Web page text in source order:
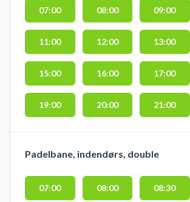
07:00 08:00 09:00
11:00 12:00 13:00
15:00 16:00 17:00
19:00 20:00 21:00
Padelbane, indendørs, double
07:00 08:00 08:30